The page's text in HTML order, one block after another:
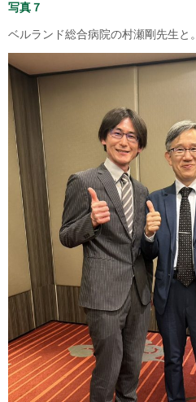
写真７
ベルランド総合病院の村瀬剛先生と。